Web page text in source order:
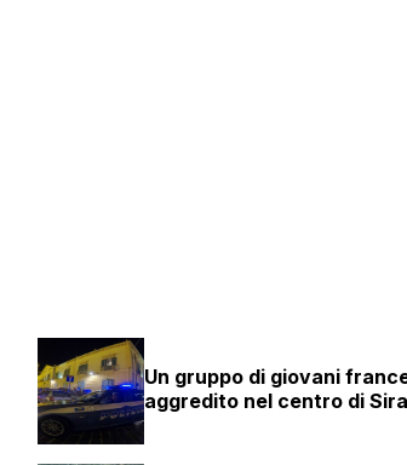
Un gruppo di giovani
aggredito nel centro di